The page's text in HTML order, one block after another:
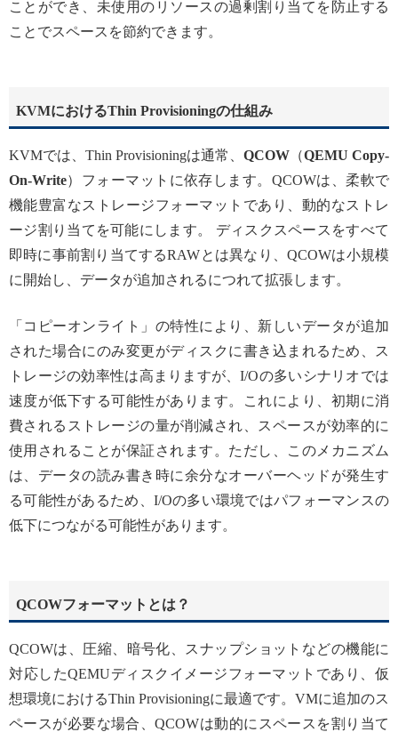
ことができ、未使用のリソースの過剰割り当てを防止する
ことでスペースを節約できます。
KVMにおけるThin Provisioningの仕組み
KVMでは、Thin Provisioningは通常、 QCOW （QEMU Copy-
On-Write）フォーマットに依存します。QCOWは、柔軟で
機能豊富なストレージフォーマットであり、動的なストレ
ージ割り当てを可能にします。 ディスクスペースをすべて
即時に事前割り当てするRAWとは異なり、QCOWは小規模
に開始し、データが追加されるにつれて拡張します。
「コピーオンライト」の特性により、新しいデータが追加
された場合にのみ変更がディスクに書き込まれるため、ス
トレージの効率性は高まりますが、I/Oの多いシナリオでは
速度が低下する可能性があります。これにより、初期に消
費されるストレージの量が削減され、スペースが効率的に
使用されることが保証されます。ただし、このメカニズム
は、データの読み書き時に余分なオーバーヘッドが発生す
る可能性があるため、I/Oの多い環境ではパフォーマンスの
低下につながる可能性があります。
QCOWフォーマットとは？
QCOWは、圧縮、暗号化、スナップショットなどの機能に
対応したQEMUディスクイメージフォーマットであり、仮
想環境におけるThin Provisioningに最適です。VMに追加のス
ペースが必要な場合、QCOWは動的にスペースを割り当て